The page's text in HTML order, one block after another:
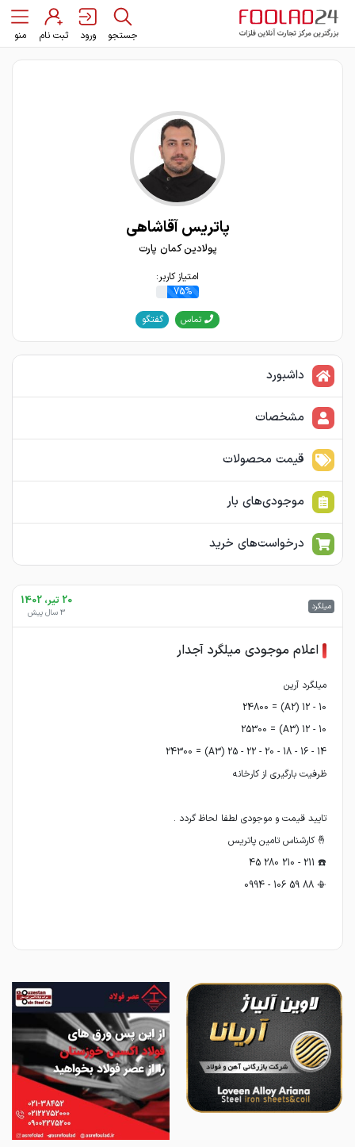
جستجو ورود ثبت نام منو
پاتریس آقاشاهی
پولادین کمان پارت
امتیاز کاربر:
75%
تماس گفتگو
داشبورد
مشخصات
قیمت محصولات
موجودی‌های بار
درخواست‌های خرید
میلگرد 20 تیر، 1402
3 سال پیش
اعلام موجودی میلگرد آجدار
📳 88 59 106 - 0994